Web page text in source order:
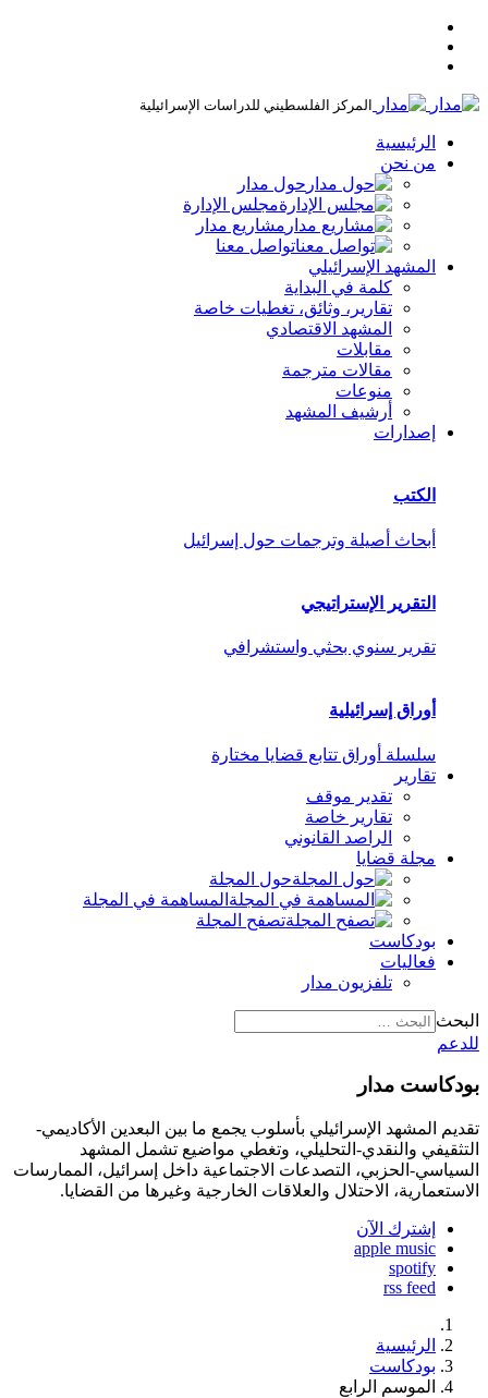
المركز الفلسطيني للدراسات الإسرائيلية
الرئيسية
من نحن
حول مدار
مجلس الإدارة
مشاريع مدار
تواصل معنا
المشهد الإسرائيلي
كلمة في البداية
تقارير، وثائق، تغطيات خاصة
المشهد الاقتصادي
مقابلات
مقالات مترجمة
منوعات
أرشيف المشهد
إصدارات
الكتب
أبحاث أصيلة وترجمات حول إسرائيل
التقرير الإستراتيجي
تقرير سنوي بحثي واستشرافي
أوراق إسرائيلية
سلسلة أوراق تتابع قضايا مختارة
تقارير
تقدير موقف
تقارير خاصة
الراصد القانوني
مجلة قضايا
حول المجلة
المساهمة في المجلة
تصفح المجلة
بودكاست
فعاليات
تلفزيون مدار
البحث
للدعم
بودكاست مدار
تقديم المشهد الإسرائيلي بأسلوب يجمع ما بين البعدين الأكاديمي-
التثقيفي والنقدي-التحليلي، وتغطي مواضيع تشمل المشهد
السياسي-الحزبي، التصدعات الاجتماعية داخل إسرائيل، الممارسات
الاستعمارية، الاحتلال والعلاقات الخارجية وغيرها من القضايا.
إشترك الآن
apple music
spotify
rss feed
الرئيسية
بودكاست
الموسم الرابع